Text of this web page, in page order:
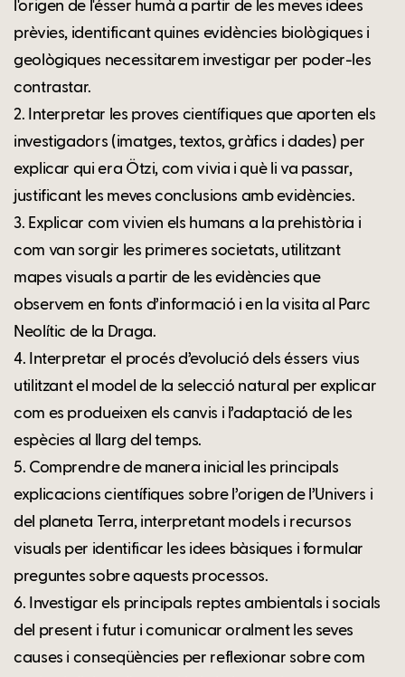
l'origen de l'ésser humà a partir de les meves idees
prèvies, identificant quines evidències biològiques i
geològiques necessitarem investigar per poder-les
contrastar.
2. Interpretar les proves científiques que aporten els
investigadors (imatges, textos, gràfics i dades) per
explicar qui era Ötzi, com vivia i què li va passar,
justificant les meves conclusions amb evidències.
3. Explicar com vivien els humans a la prehistòria i
com van sorgir les primeres societats, utilitzant
mapes visuals a partir de les evidències que
observem en fonts d’informació i en la visita al Parc
Neolític de la Draga.
4. Interpretar el procés d’evolució dels éssers vius
utilitzant el model de la selecció natural per explicar
com es produeixen els canvis i l’adaptació de les
espècies al llarg del temps.
5. Comprendre de manera inicial les principals
explicacions científiques sobre l’origen de l’Univers i
del planeta Terra, interpretant models i recursos
visuals per identificar les idees bàsiques i formular
preguntes sobre aquests processos.
6. Investigar els principals reptes ambientals i socials
del present i futur i comunicar oralment les seves
causes i conseqüències per reflexionar sobre com